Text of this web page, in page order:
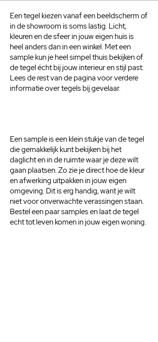
Een tegel kiezen vanaf een beeldscherm of
in de showroom is soms lastig. Licht,
kleuren en de sfeer in jouw eigen huis is
heel anders dan in een winkel. Met een
sample kun je heel simpel thuis bekijken of
de tegel écht bij jouw interieur en stijl past.
Lees de rest van de pagina voor verdere
informatie over tegels bij gevelaar.
Een sample is een klein stukje van de tegel
die gemakkelijk kunt bekijken bij het
daglicht en in de ruimte waar je deze wilt
gaan plaatsen. Zo zie je direct hoe de kleur
en afwerking uitpakken in jouw eigen
omgeving. Dit is erg handig, want je wilt
niet voor onverwachte verassingen staan.
Bestel een paar samples en laat de tegel
echt tot leven komen in jouw eigen woning.